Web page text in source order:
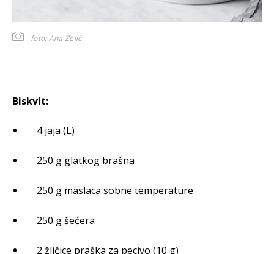
foto: Ana Zelić
Biskvit:
4 jaja (L)
250 g glatkog brašna
250 g maslaca sobne temperature
250 g šećera
2 žličice praška za pecivo (10 g)